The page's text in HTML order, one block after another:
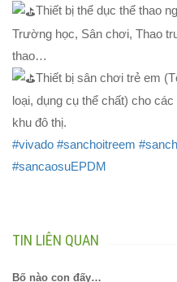
Thiết bị thể dục thể thao
Trường học, Sân chơi, Thao
thao…
Thiết bị sân chơi trẻ em
loại, dụng cụ thể chất) cho
khu đô thị.
#vivado #sanchoitreem
#sancaosuEPDM
TIN LIÊN QUAN
Bố nào con đấy…